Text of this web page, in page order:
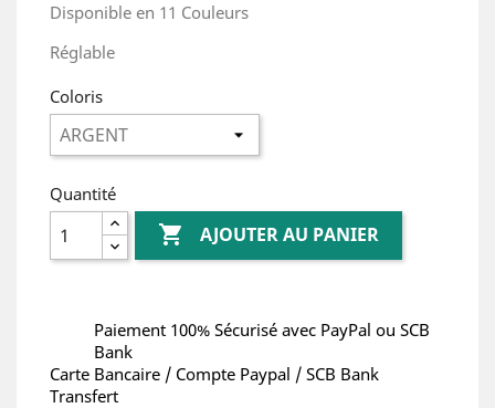
Disponible en 11 Couleurs
Réglable
Coloris
Quantité
 AJOUTER AU PANIER
Paiement 100% Sécurisé avec PayPal ou SCB
Bank
Carte Bancaire / Compte Paypal / SCB Bank
Transfert